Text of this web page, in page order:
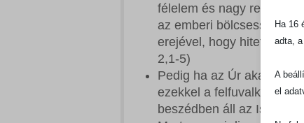
félelem és nagy rettegés
az emberi bölcsesség
erejével, hogy hitetek ne
2,1-5)
Pedig ha az Úr akarja,
ezekkel a
beszédben áll az Isten
Ha 16
adta,
A
el